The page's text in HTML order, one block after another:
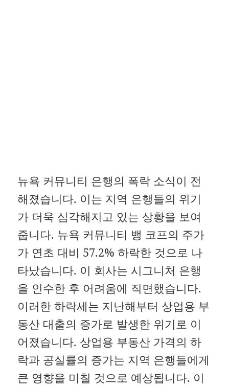
뉴욕 커뮤니티 은행의 폭락 소식이 전
해졌습니다. 이는 지역 은행들의 위기
가 더욱 심각해지고 있는 상황을 보여
줍니다. 뉴욕 커뮤니티 뱅 코프의 주가
가 연초 대비 57.2% 하락한 것으로 나
타났습니다. 이 회사는 시그니처 은행
을 인수한 후 어려움에 직면했습니다.
이러한 하락세는 지난해부터 상업용 부
동산 대출의 증가로 발생한 위기로 이
어졌습니다. 상업용 부동산 가격의 하
락과 공실률의 증가는 지역 은행들에게
큰 영향을 미칠 것으로 예상됩니다. 이